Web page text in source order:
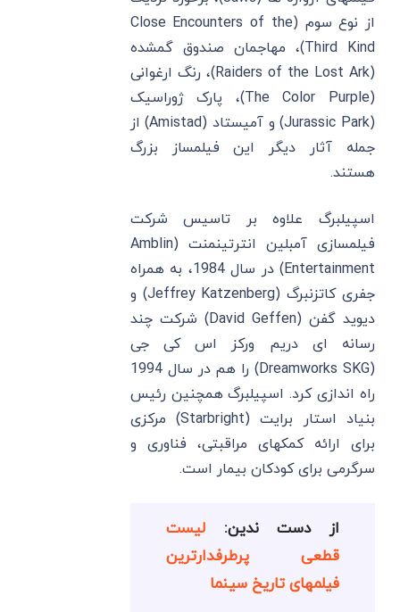
از نوع سوم (Close Encounters of the
Third Kind)، مهاجمان صندوق گمشده
(Raiders of the Lost Ark)، رنگ ارغوانی
(The Color Purple)، پارک ژوراسیک
(Jurassic Park) و آمیستاد (Amistad) از
جمله آثار دیگر این فیلمساز بزرگ
هستند.
اسپیلبرگ علاوه بر تاسیس شرکت
فیلمسازی آمبلین انترتینمنت (Amblin
Entertainment) در سال 1984، به همراه
جفری کاتزنبرگ (Jeffrey Katzenberg) و
دیوید گفن (David Geffen) شرکت چند
رسانه ای دریم ورکز اس کی جی
(Dreamworks SKG) را هم در سال 1994
راه اندازی کرد. اسپیلبرگ همچنین رئیس
بنیاد استار برایت (Starbright) مرکزی
برای ارائه کمکهای مراقبتی، فناوری و
سرگرمی برای کودکان بیمار است.
از دست ندین:لیست
قطعی پرطرفدارترین
فیلمهای تاریخ سینما